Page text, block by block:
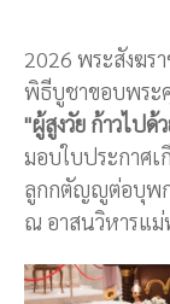
2026 พระสังฆร
พิธีบูชาขอบพระ
"ผู้สูงวัย ก้าวไป
มอบใบประกาศ
ลูกกตัญญูต่อบุพก
ณ อาสนวิหารแม่